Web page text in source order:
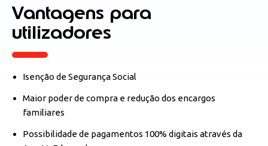
Vantagens para
utilizadores
Isenção de Segurança Social
Maior poder de compra e redução dos encargos
familiares
Possibilidade de pagamentos 100% digitais através da